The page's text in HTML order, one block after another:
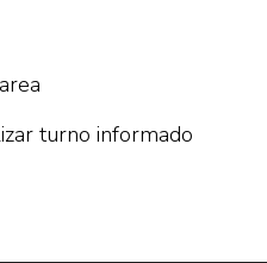
turno informado